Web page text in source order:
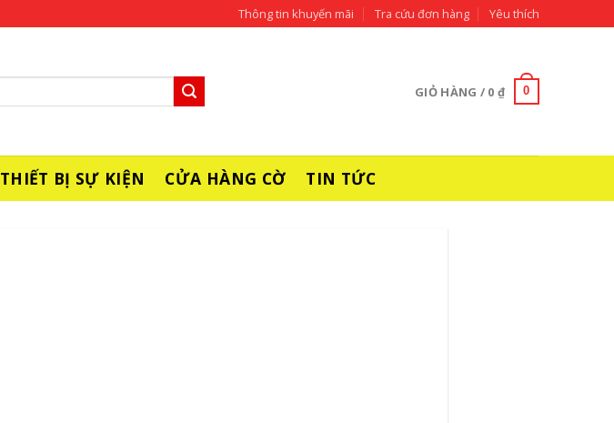
Thông tin khuyến mãi Tra cứu đơn hàng Yêu thích
GIỎ HÀNG / 0 ₫ 0
THIẾT BỊ SỰ KIỆN CỬA HÀNG CỜ TIN TỨC